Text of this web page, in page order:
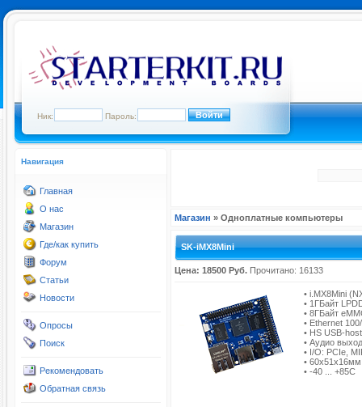
Ник: Пароль:
Навигация
Главная
О нас
Магазин
Где/как купить
Форум
Статьи
Новости
Опросы
Поиск
Рекомендовать
Обратная связь
Магазин » Одноплатные компьютеры
SK-iMX8Mini
Цена: 18500 Руб. Прочитано: 16133
• i.MX8Mini
• 1ГБайт
• 8ГБайт
• Ethernet
• HS USB-
• Аудио выход
• I/O: PCIe,
• 60х51х16мм
• -40 ... +85C